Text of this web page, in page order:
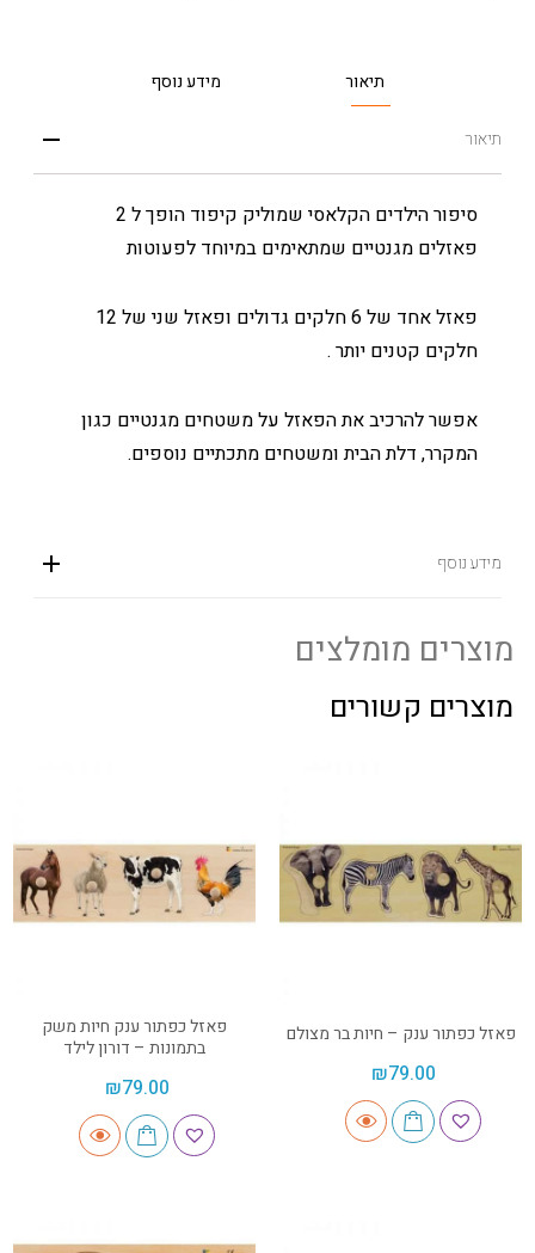
תיאור מידע נוסף
תיאור
סיפור הילדים הקלאסי שמוליק קיפוד הופך ל 2
פאזלים מגנטיים שמתאימים במיוחד לפעוטות
פאזל אחד של 6 חלקים גדולים ופאזל שני של 12
חלקים קטנים יותר .
אפשר להרכיב את הפאזל על משטחים מגנטיים כגון
המקרר, דלת הבית ומשטחים מתכתיים נוספים.
מידע נוסף
מוצרים מומלצים
מוצרים קשורים
פאזל כפתור ענק – חיות בר מצולם
₪79.00
פאזל כפתור ענק חיות משק
בתמונות – דורון לילד
₪79.00